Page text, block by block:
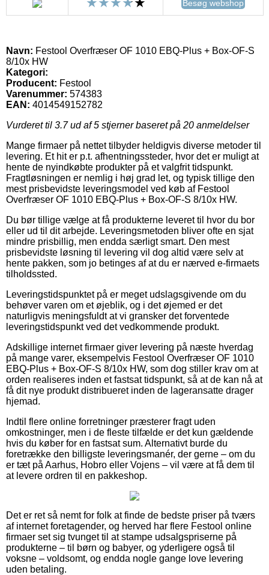
Besøg webshop
Navn: Festool Overfræser OF 1010 EBQ-Plus + Box-OF-S
8/10x HW
Kategori:
Producent: Festool
Varenummer: 574383
EAN: 4014549152782
Vurderet til 3.7ud af 5 stjerner baseret på 20 anmeldelser
Mange firmaer på nettet tilbyder heldigvis diverse metoder til
levering. Et hit er p.t. afhentningssteder, hvor det er muligt at
hente de nyindkøbte produkter på et valgfrit tidspunkt.
Fragtløsningen er nemlig i høj grad let, og typisk tillige den
mest prisbevidste leveringsmodel ved køb af Festool
Overfræser OF 1010 EBQ-Plus + Box-OF-S 8/10x HW.
Du bør tillige vælge at få produkterne leveret til hvor du bor
eller ud til dit arbejde. Leveringsmetoden bliver ofte en sjat
mindre prisbillig, men endda særligt smart. Den mest
prisbevidste løsning til levering vil dog altid være selv at
hente pakken, som jo betinges af at du er nærved e-firmaets
tilholdssted.
Leveringstidspunktet på er meget udslagsgivende om du
behøver varen om et øjeblik, og i det øjemed er det
naturligvis meningsfuldt at vi gransker det forventede
leveringstidspunkt ved det vedkommende produkt.
Adskillige internet firmaer giver levering på næste hverdag
på mange varer, eksempelvis Festool Overfræser OF 1010
EBQ-Plus + Box-OF-S 8/10x HW, som dog stiller krav om at
orden realiseres inden et fastsat tidspunkt, så at de kan nå at
få dit nye produkt distribueret inden de lageransatte drager
hjemad.
Indtil flere online forretninger præsterer fragt uden
omkostninger, men i de fleste tilfælde er det kun gældende
hvis du køber for en fastsat sum. Alternativt burde du
foretrække den billigste leveringsmanér, der gerne – om du
er tæt på Aarhus, Hobro eller Vojens – vil være at få dem til
at levere ordren til en pakkeshop.
Det er ret så nemt for folk at finde de bedste priser på tværs
af internet foretagender, og herved har flere Festool online
firmaer set sig tvunget til at stampe udsalgspriserne på
produkterne – til børn og babyer, og yderligere også til
voksne – voldsomt, og endda nogle gange love levering
uden betaling.